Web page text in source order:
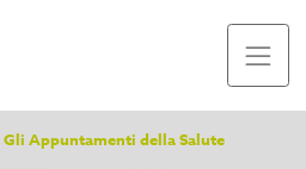
Gli Appuntamenti della Salute